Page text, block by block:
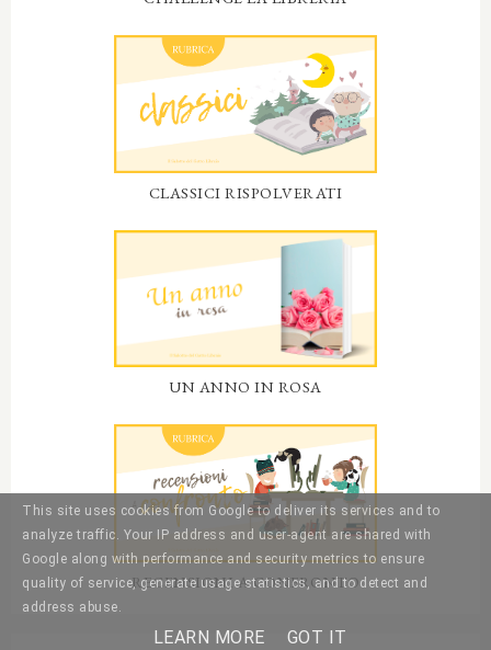
CLASSICI RISPOLVERATI
UN ANNO IN ROSA
RECENSIONI A CONFRONTO
This site uses cookies from Google to deliver its services and to
analyze traffic. Your IP address and user-agent are shared with
Google along with performance and security metrics to ensure
quality of service, generate usage statistics, and to detect and
address abuse.
LEARN MORE GOT IT